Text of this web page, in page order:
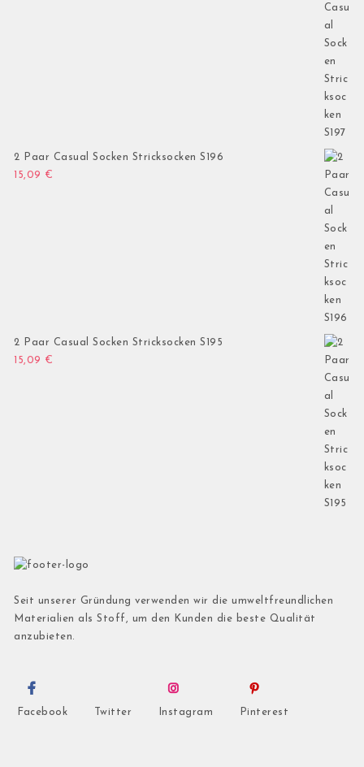
2 Paar Casual Socken Stricksocken S196
15,09 €
2 Paar Casual Socken Stricksocken S195
15,09 €
Seit unserer Gründung verwenden wir die umweltfreundlichen
Materialien als Stoff, um den Kunden die beste Qualität
anzubieten.
Facebook Twitter Instagram Pinterest